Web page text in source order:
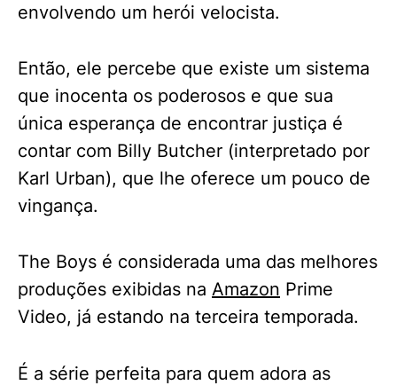
envolvendo um herói velocista.
Então, ele percebe que existe um sistema
que inocenta os poderosos e que sua
única esperança de encontrar justiça é
contar com Billy Butcher (interpretado por
Karl Urban), que lhe oferece um pouco de
vingança.
The Boys é considerada uma das melhores
produções exibidas na Amazon Prime
Video, já estando na terceira temporada.
É a série perfeita para quem adora as